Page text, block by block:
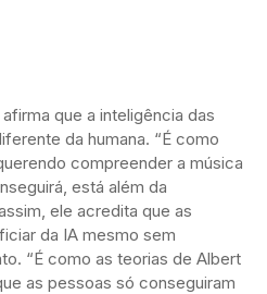
que a inteligência das
da humana. “É como
compreender a música
está além da
ele acredita que as
da IA mesmo sem
“É como as teorias de Albert
as pessoas só conseguiram